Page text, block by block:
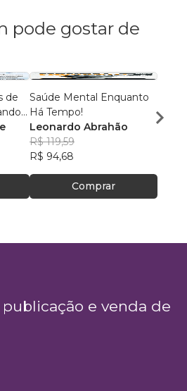
pode gostar de
de
Saúde Mental Enquanto
Há Tempo!
Leonardo Abrahão
R$ 119,59
R$ 94,68
Comprar
R$
e venda de